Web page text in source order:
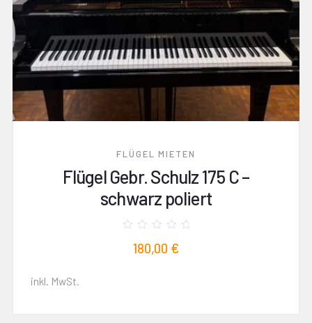
FLÜGEL MIETEN
Flügel Gebr. Schulz 175 C –
schwarz poliert
mit180,00 €
inkl. MwSt.